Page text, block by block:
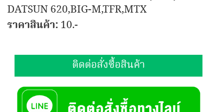
DATSUN 620,BIG-M,TFR,MTX
ราคาสินค้า: 10.-
ติดต่อสั่งซื้อสินค้า